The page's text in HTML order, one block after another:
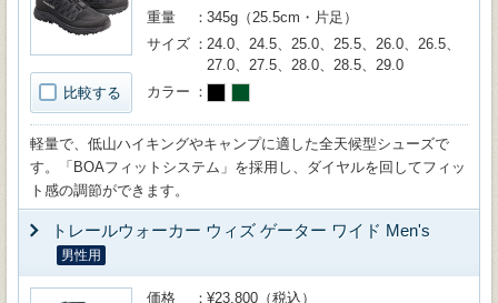
比較する
重量
345g（25.5cm・片足）
サイズ
24.0、24.5、25.0、25.5、26.0、26.5、
27.0、27.5、28.0、28.5、29.0
カラー
軽量で、低山ハイキングやキャンプに適した全天候型シューズで
す。「BOAフィットシステム」を採用し、ダイヤルを回してフィッ
ト感の調節ができます。
トレールウォーカー ウィズ ゲーター ワイド Men's
男性用
価格 ¥23,800（税込）